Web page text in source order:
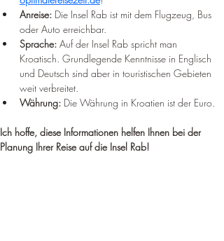
Anreise: Die Insel Rab ist mit dem Flugzeug, Bus
oder Auto erreichbar.
Sprache: Auf der Insel Rab spricht man
Kroatisch. Grundlegende Kenntnisse in Englisch
und Deutsch sind aber in touristischen Gebieten
weit verbreitet.
Währung: Die Währung in Kroatien ist der Euro.
Ich hoffe, diese Informationen helfen Ihnen bei der
Planung Ihrer Reise auf die Insel Rab!